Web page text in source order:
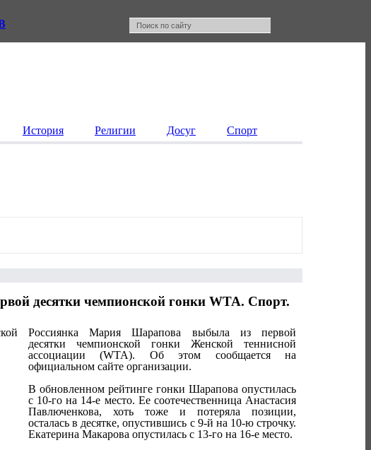
История Религии Досуг Спорт
десятки чемпионской гонки WTA. Спорт.
Россиянка Мария Шарапова выбыла из первой
десятки чемпионской гонки Женской теннисной
ассоциации (WTA). Об этом сообщается на
официальном сайте организации.
В обновленном рейтинге гонки Шарапова опустилась
с 10-го на 14-е место. Ее соотечественница Анастасия
Павлюченкова, хоть тоже и потеряла позиции,
осталась в десятке, опустившись с 9-й на 10-ю строчку.
Екатерина Макарова опустилась с 13-го на 16-е место.